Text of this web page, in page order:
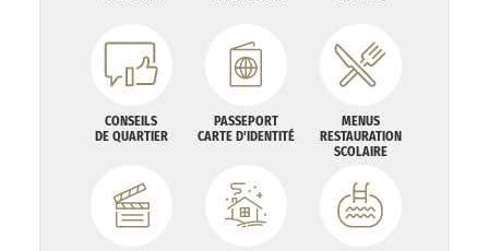
CONSEILS
DE QUARTIER
PASSEPORT
CARTE D'IDENTITÉ
MENUS
RESTAURATION
SCOLAIRE